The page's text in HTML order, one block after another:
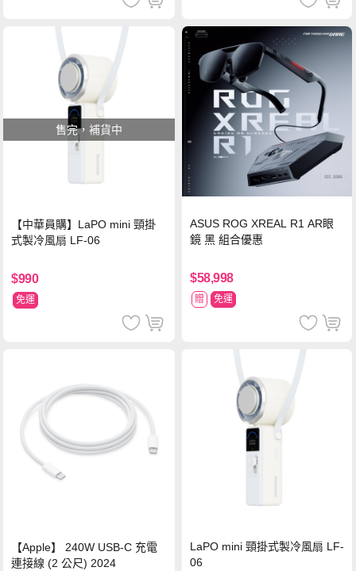
售完，補貨中
【中華員購】LaPO mini 頸掛
式製冷風扇 LF-06
$990
免運
ASUS ROG XREAL R1 AR眼
鏡 黑 組合優惠
$58,998
贈 免運
【Apple】 240W USB-C 充電
連接線 (2 公尺) 2024
LaPO mini 頸掛式製冷風扇 LF-
06